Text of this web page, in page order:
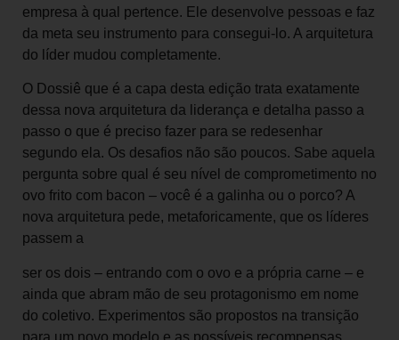
empresa à qual pertence. Ele desenvolve pessoas e faz
da meta seu instrumento para consegui-lo. A arquitetura
do líder mudou completamente.
O Dossiê que é a capa desta edição trata exatamente
dessa nova arquitetura da liderança e detalha passo a
passo o que é preciso fazer para se redesenhar
segundo ela. Os desafios não são poucos. Sabe aquela
pergunta sobre qual é seu nível de comprometimento no
ovo frito com bacon – você é a galinha ou o porco? A
nova arquitetura pede, metaforicamente, que os líderes
passem a
ser os dois – entrando com o ovo e a própria carne – e
ainda que abram mão de seu protagonismo em nome
do coletivo. Experimentos são propostos na transição
para um novo modelo e as possíveis recompensas